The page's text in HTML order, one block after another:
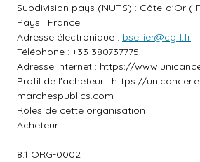
Subdivision pays (NUTS) : Côte-d'Or (
Pays : France
Adresse électronique : bsellier@cgfl.fr
Téléphone : +33 380737775
Adresse internet : https://
Profil de l'acheteur : https://
marchespublics.com
Rôles de cette organisation :
Acheteur
8.1 ORG-0002